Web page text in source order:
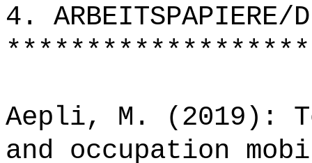
4. ARBEITSPAPIERE/
Aepli, M. (2019):
and occupation